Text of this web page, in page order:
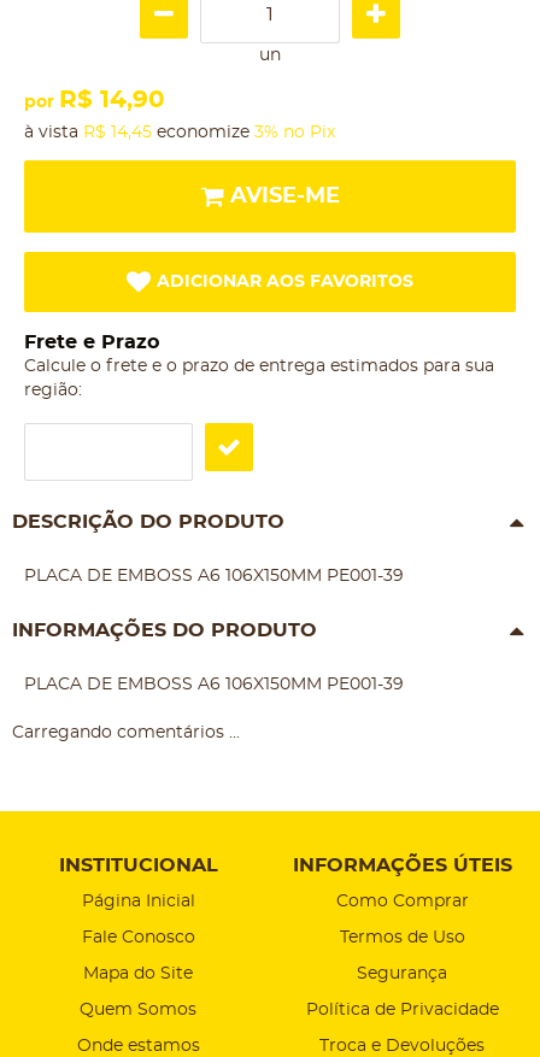
un
por R$ 14,90
à vista R$ 14,45 economize 3% no Pix
AVISE-ME
ADICIONAR AOS FAVORITOS
Frete e Prazo
Calcule o frete e o prazo de entrega estimados para sua
região:
DESCRIÇÃO DO PRODUTO
PLACA DE EMBOSS A6 106X150MM PE001-39
INFORMAÇÕES DO PRODUTO
PLACA DE EMBOSS A6 106X150MM PE001-39
Carregando comentários ...
INSTITUCIONAL
Página Inicial
Fale Conosco
Mapa do Site
Quem Somos
Onde estamos
INFORMAÇÕES ÚTEIS
Como Comprar
Termos de Uso
Segurança
Política de Privacidade
Troca e Devoluções